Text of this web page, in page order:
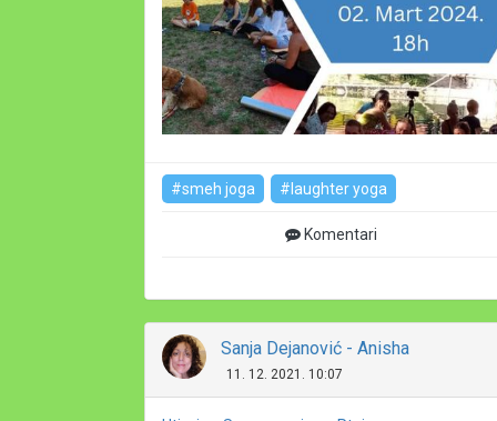
#smeh joga #laughter yoga
Komentari
Sanja Dejanović - Anisha
11. 12. 2021. 10:07